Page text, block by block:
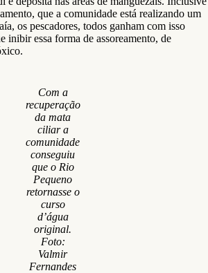
que a comunidade está realizando um
os pescadores, todos ganham com isso
inibir essa forma de assoreamento, de
Com a
recuperação
da mata
ciliar a
comunidade
conseguiu
que o Rio
Pequeno
retornasse o
curso
d’água
original.
Foto:
Valmir
Fernandes